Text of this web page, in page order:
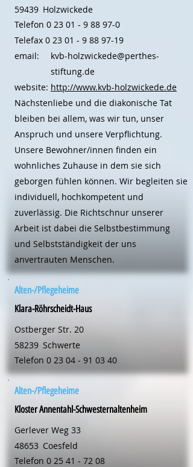
59439 Holzwickede
Telefon 0 23 01 - 9 88 97-0
Telefax 0 23 01 - 9 88 97-19
email:
website:
kvb-holzwickede@perthes-
stiftung.de
http://www.kvb-holzwickede.de
Nächstenliebe und die diakonische Tat
bleiben bei allem, was wir tun, unser
Anspruch und unsere Verpflichtung.
Unsere Bewohner/innen finden ein
wohnliches Zuhause in dem sie sich
geborgen fühlen können. Wir begleiten sie
individuell, hochkompetent und
zuverlässig. Die Richtschnur unserer
Arbeit ist dabei die Selbstbestimmung
und Selbstständigkeit der uns
anvertrauten Menschen.
Alten-/Pflegeheime
Klara-Röhrscheidt-Haus
Ostberger Str. 20
58239 Schwerte
Telefon 0 23 04 - 91 03 40
Alten-/Pflegeheime
Kloster Annentahl-Schwesternaltenheim
Gerlever Weg 33
48653 Coesfeld
Telefon 0 25 41 - 72 08